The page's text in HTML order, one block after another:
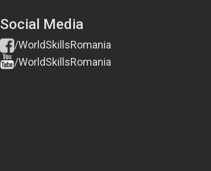
Social Media
/WorldSkillsRomania
/WorldSkillsRomania